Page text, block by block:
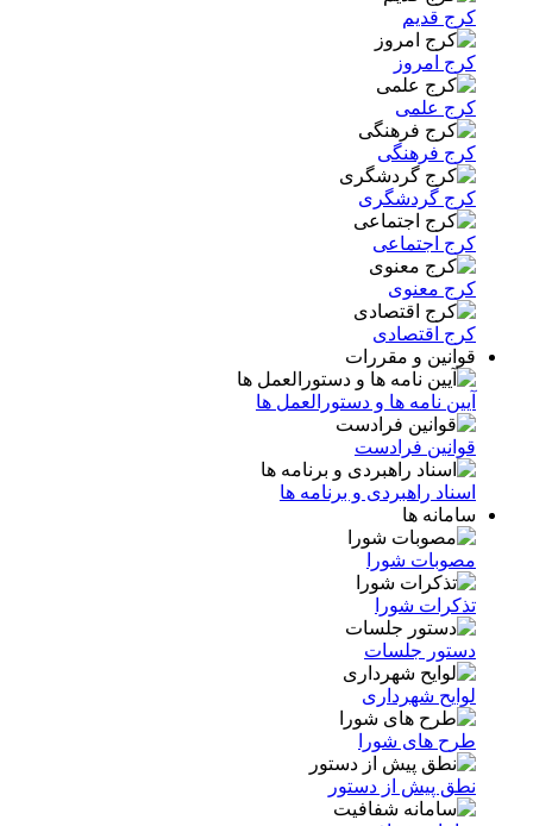
کرج قدیم
کرج امروز
کرج علمی
کرج فرهنگی
کرج گردشگری
کرج اجتماعی
کرج معنوی
کرج اقتصادی
قوانین و مقررات
آیین نامه ها و دستورالعمل ها
قوانین فرادست
اسناد راهبردی و برنامه ها
سامانه ها
مصوبات شورا
تذکرات شورا
دستور جلسات
لوایح شهرداری
طرح های شورا
نطق پیش از دستور